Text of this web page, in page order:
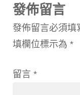
發佈留言
發佈留言必須填
填欄位標示為 *
留言 *